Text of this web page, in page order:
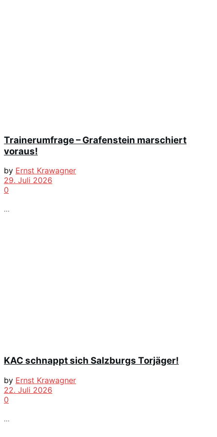
Trainerumfrage – Grafenstein marschiert
voraus!
by Ernst Krawagner
29. Juli 2026
0
...
KAC schnappt sich Salzburgs Torjäger!
by Ernst Krawagner
22. Juli 2026
0
...